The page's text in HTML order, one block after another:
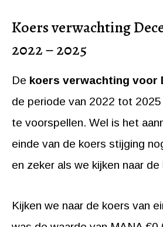
Koers verwachting
2022 – 2025
De koers verwachting voor
de periode van 2022 tot
te voorspellen. Wel is het
einde van de koers stijging
en zeker als we kijken naar
Kijken we naar de koers van